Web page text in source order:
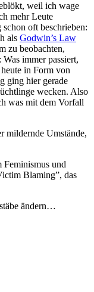
weil ich wage
mehr Leute
oft beschrieben:
als Godwin’s Law
zu beobachten,
immer passiert,
in Form von
ging hier gerade
wecken. Also
was mit dem Vorfall
mildernde Umstände,
Feminismus und
Blaming”, das
ändern…